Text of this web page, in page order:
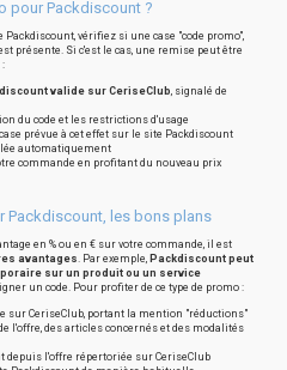
pour Packdiscount ?
vérifiez si une case "code promo",
présente. Si c'est le cas, une remise peut être
:
valide sur CeriseClub, signalé de
du code et les restrictions d'usage
prévue à cet effet sur le site Packdiscount
automatiquement
commande en profitant du nouveau prix
les bons plans
en % ou en € sur votre commande, il est
avantages. Par exemple, Packdiscount peut
sur un produit ou un service
un code. Pour profiter de ce type de promo :
sur CeriseClub, portant la mention "réductions"
l'offre, des articles concernés et des modalités
depuis l'offre répertoriée sur CeriseClub